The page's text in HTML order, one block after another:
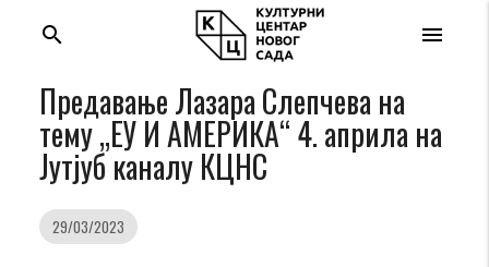
menu
search
Предавање Лазара Слепчева на
тему „ЕУ И АМЕРИКА“ 4. априла на
Јутјуб каналу КЦНС
29/03/2023